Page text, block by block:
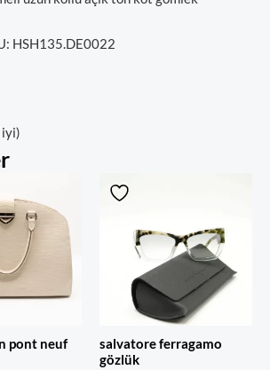
HSH135.DE0022
pont neuf
salvatore ferragamo
gözlük